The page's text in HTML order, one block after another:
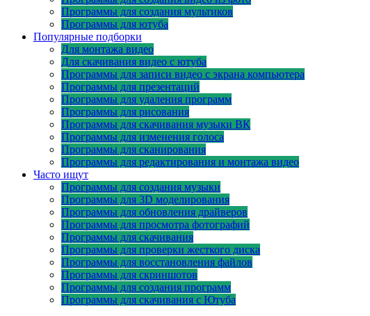
Программы для создания мультиков
Программы для ютуба
Популярные подборки
Для монтажа видео
Для скачивания видео с ютуба
Программы для записи видео с экрана компьютера
Программы для презентаций
Программы для удаления программ
Программы для рисования
Программы для скачивания музыки ВК
Программы для изменения голоса
Программы для сканирования
Программы для редактирования и монтажа видео
Часто ищут
Программы для создания музыки
Программы для 3D моделирования
Программы для обновления драйверов
Программы для просмотра фотографий
Программы для скачивания
Программы для проверки жесткого диска
Программы для восстановления файлов
Программы для скриншотов
Программы для создания программ
Программы для скачивания с Ютуба